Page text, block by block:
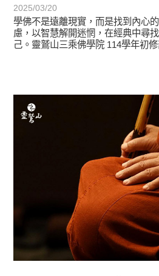
2025/03/20
學佛不是遠離現實，而是找到內心
慮，以智慧解開迷惘，在經典中尋
己。靈鷲山三乘佛學院 114學年初